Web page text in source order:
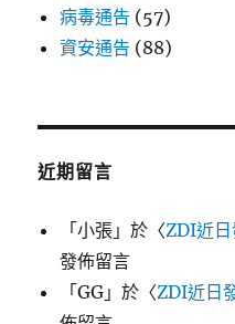
病毒通告 (57)
資安通告 (88)
近期留言
「小張 」於〈ZDI近
發佈留言
「GG 」於〈ZDI近日